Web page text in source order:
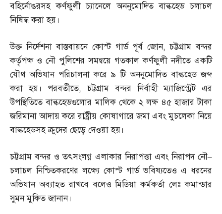
বহির্নোঙরসহ কর্ণফুলী চ্যানেলে অননুমোদিত বাল্কহেড চলাচল
নিষিদ্ধ করা হয়।
উক্ত নির্দেশনা বাস্তবায়নে কোস্ট গার্ড পূর্ব জোন,চট্টগ্রাম বন্দর
কর্তৃপক্ষ ও নৌ পুলিশের সমন্বয়ে গতকাল কর্ণফুলী নদীতে একটি
যৌথ অভিযান পরিচালনা করে ৯ টি অননুমোদিত বাল্কহেড জব্দ
করা হয়। পরবর্তীতে,চট্টগ্রাম বন্দর নির্বাহী ম্যাজিস্ট্রেট এর
উপস্থিতিতে বাল্কহেডগুলোর মালিক থেকে ২ লক্ষ ৪৫ হাজার টাকা
জরিমানা আদায় করে রাষ্ট্রীয় কোষাগারে জমা এবং মুচলেকা নিয়ে
বাল্কহেডসহ ক্রুদের ছেড়ে দেওয়া হয়।
চট্টগ্রাম বন্দর ও তৎসংলগ্ন এলাকার নিরাপত্তা এবং নিরাপদ নৌ–
চলাচল নিশ্চিতকরণের লক্ষ্যে কোস্ট গার্ড ভবিষ্যতেও এ ধরনের
অভিযান অব্যাহত রাখবে বলেও মিডিয়া কর্মকর্তা লেঃ কমান্ডার
সুমন মুকিত জানান।